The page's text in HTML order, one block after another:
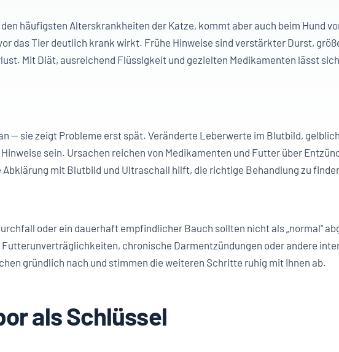
häufigsten Alterskrankheiten der Katze, kommt aber auch beim Hund
das Tier deutlich krank wirkt. Frühe Hinweise sind verstärkter Durst,
Mit Diät, ausreichend Flüssigkeit und gezielten Medikamenten lässt
— sie zeigt Probleme erst spät. Veränderte Leberwerte im Blutbild,
sein. Ursachen reichen von Medikamenten und Futter über
mit Blutbild und Ultraschall hilft, die richtige Behandlung zu
oder ein dauerhaft empfindlicher Bauch sollten nicht als „normal"
chronische Darmentzündungen oder andere
gründlich nach und stimmen die weiteren Schritte ruhig mit Ihnen ab.
als Schlüssel